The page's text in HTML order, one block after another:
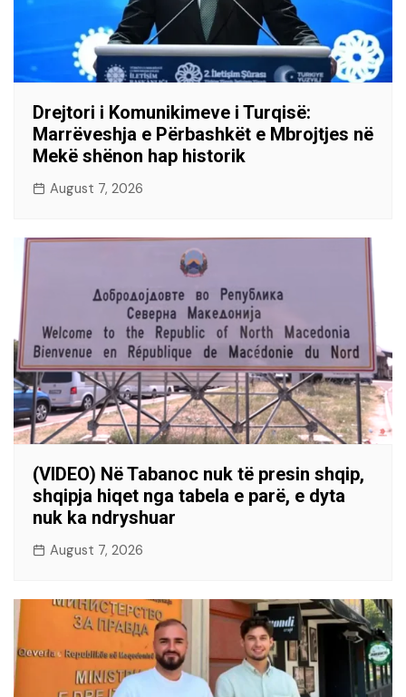
Drejtori i Komunikimeve i Turqisë:
Marrëveshja e Përbashkët e Mbrojtjes në
Mekë shënon hap historik
August 7, 2026
(VIDEO) Në Tabanoc nuk të presin shqip,
shqipja hiqet nga tabela e parë, e dyta
nuk ka ndryshuar
August 7, 2026